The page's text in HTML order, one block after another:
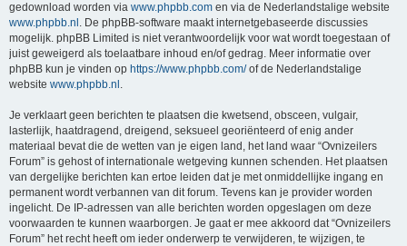
gedownload worden via www.phpbb.com en via de Nederlandstalige website
www.phpbb.nl . De phpBB-software maakt internetgebaseerde discussies
mogelijk. phpBB Limited is niet verantwoordelijk voor wat wordt toegestaan of
juist geweigerd als toelaatbare inhoud en/of gedrag. Meer informatie over
phpBB kun je vinden op https://www.phpbb.com/of de Nederlandstalige
website www.phpbb.nl .
Je verklaart geen berichten te plaatsen die kwetsend, obsceen, vulgair,
lasterlijk, haatdragend, dreigend, seksueel georiënteerd of enig ander
materiaal bevat die de wetten van je eigen land, het land waar “Ovnizeilers
Forum” is gehost of internationale wetgeving kunnen schenden. Het plaatsen
van dergelijke berichten kan ertoe leiden dat je met onmiddellijke ingang en
permanent wordt verbannen van dit forum. Tevens kan je provider worden
ingelicht. De IP-adressen van alle berichten worden opgeslagen om deze
voorwaarden te kunnen waarborgen. Je gaat er mee akkoord dat “Ovnizeilers
Forum” het recht heeft om ieder onderwerp te verwijderen, te wijzigen, te